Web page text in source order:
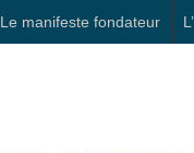
Le manifeste fondateur